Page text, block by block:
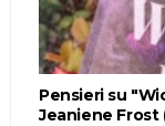
Pensieri su
Jeaniene Frost